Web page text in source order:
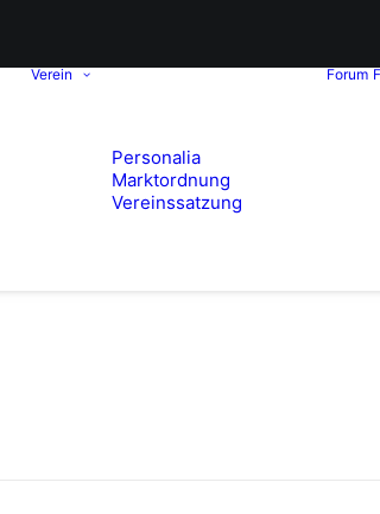
Verein
Personalia
Marktordnung
Vereinssatzung
Forum